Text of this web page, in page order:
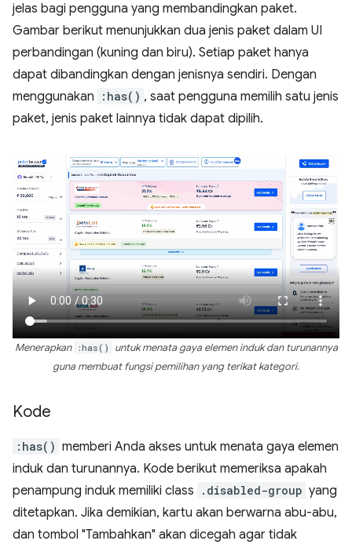
jelas bagi pengguna yang membandingkan paket.
Gambar berikut menunjukkan dua jenis paket dalam UI
perbandingan (kuning dan biru). Setiap paket hanya
dapat dibandingkan dengan jenisnya sendiri. Dengan
menggunakan
:has() , saat pengguna memilih satu jenis
paket, jenis paket lainnya tidak dapat dipilih.
Menerapkan :has()
untuk menata gaya elemen induk dan turunannya
guna membuat fungsi pemilihan yang terikat kategori.
Kode
:has() memberi Anda akses untuk menata gaya elemen
induk dan turunannya. Kode berikut memeriksa apakah
penampung induk memiliki class
.disabled-group yang
ditetapkan. Jika demikian, kartu akan berwarna abu-abu,
dan tombol "Tambahkan" akan dicegah agar tidak